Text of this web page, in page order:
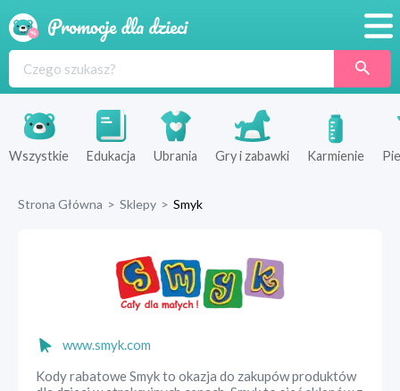
Produkty
Sklepy
Wszystkie Edukacja Ubrania Gry i zabawki Karmienie
Strona Główna > Sklepy > Smyk
www.smyk.com
Kody rabatowe Smyk to okazja do zakupów produktów